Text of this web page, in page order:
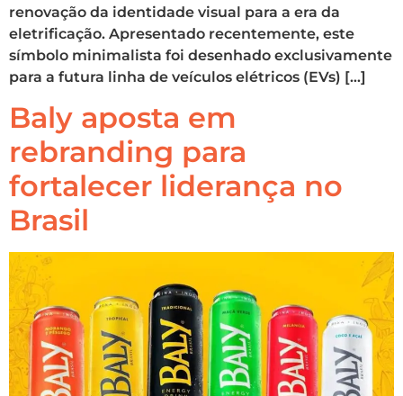
renovação da identidade visual para a era da
eletrificação. Apresentado recentemente, este
símbolo minimalista foi desenhado exclusivamente
para a futura linha de veículos elétricos (EVs) […]
Baly aposta em
rebranding para
fortalecer liderança no
Brasil